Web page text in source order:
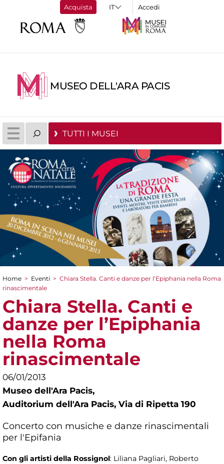
Acquista Accedi
MUSEO DELL'ARA PACIS
TUTTI I MUSEI
Tu sei qui
Home > Eventi > Chiara Stella. Canti e danze per l’Epiphania nella Roma
rinascimentale
Chiara Stella. Canti e
danze per l’Epiphania
nella Roma
rinascimentale
06/01/2013
Museo dell'Ara Pacis,
Auditorium dell'Ara Pacis, Via di Ripetta 190
Concerto con musiche e danze rinascimentali
per l'Epifania
Con gli artisti della Rossignol: Liliana Pagliari, Roberto